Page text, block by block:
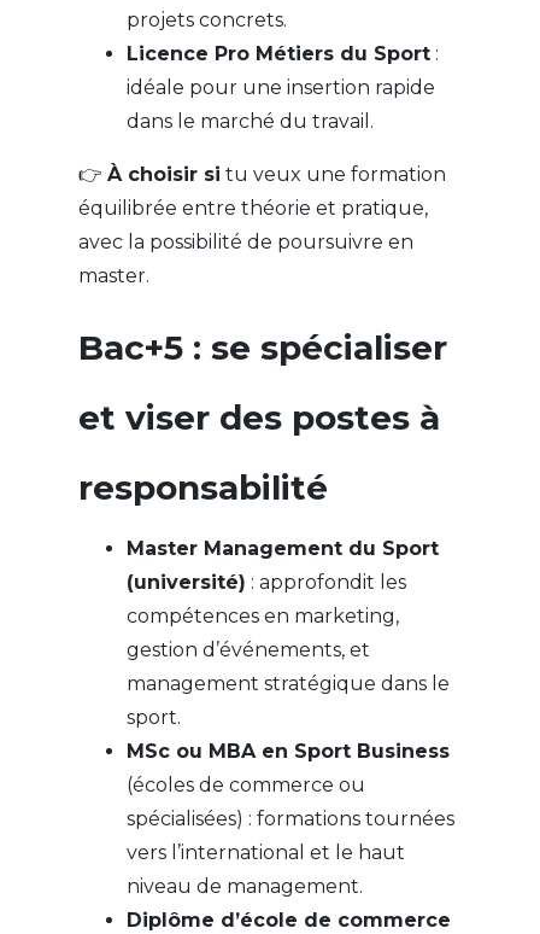
projets concrets.
Licence Pro Métiers du Sport:
idéale pour une insertion rapide
dans le marché du travail.
👉 À choisir si tu veux une formation
équilibrée entre théorie et pratique,
avec la possibilité de poursuivre en
master.
Bac+5 : se spécialiser
et viser des postes à
responsabilité
Master Management du Sport
(université) : approfondit les
compétences en marketing,
gestion d’événements, et
management stratégique dans le
sport.
MSc ou MBA en Sport Business
(écoles de commerce ou
spécialisées) : formations tournées
vers l’international et le haut
niveau de management.
Diplôme d’école de commerce